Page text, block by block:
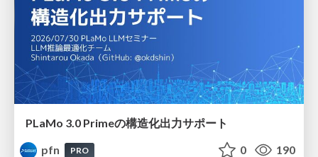
PLaMo 3.0 Primeの構造化出力サポート
pfn
PRO 0 190